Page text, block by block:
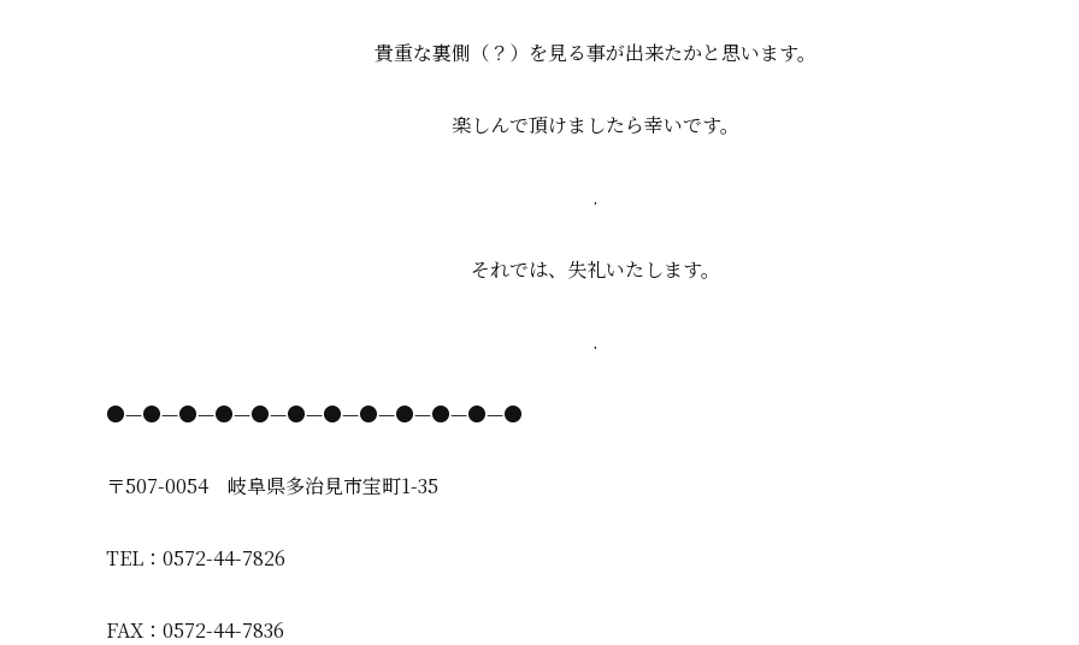
貴重な裏側（？）を見る事が出来たかと思います。
楽しんで頂けましたら幸いです。
.
それでは、失礼いたします。
.
●—●—●—●—●—●—●—●—●—●—●—●
〒507-0054 岐阜県多治見市宝町1-35
TEL：0572-44-7826
FAX：0572-44-7836